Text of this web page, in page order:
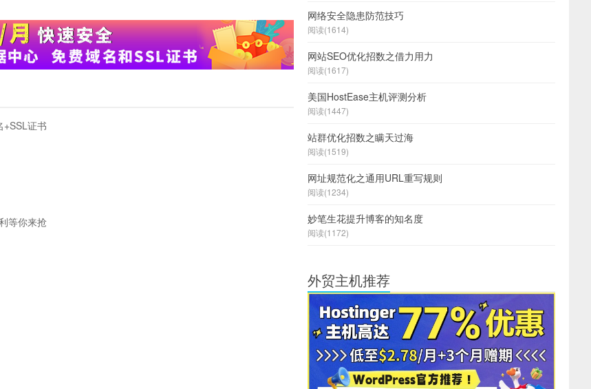
证书
等你来抢
网络安全隐患防范技巧
阅读(1614)
网站SEO优化招数之借力用力
阅读(1617)
美国HostEase主机评测分析
阅读(1447)
站群优化招数之瞒天过海
阅读(1519)
网址规范化之通用URL重写规则
阅读(1234)
妙笔生花提升博客的知名度
阅读(1172)
外贸主机推荐